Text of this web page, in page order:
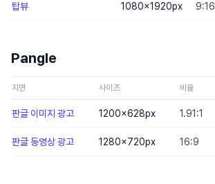
탑뷰 1080×1920px 9:16
Pangle
지면 사이즈 비율
판글 이미지 광고 1200×628px 1.91:1
판글 동영상 광고 1280×720px 16:9